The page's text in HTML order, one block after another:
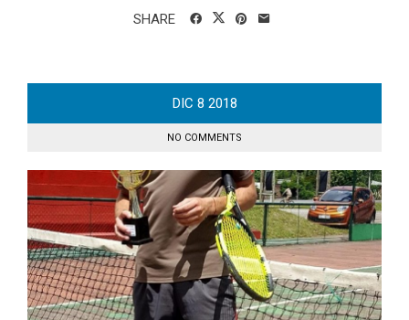
SHARE
DIC 8 2018
NO COMMENTS